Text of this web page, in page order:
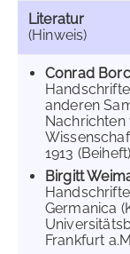
Literatur
(Hinweis)
Conrad
anderen
Nachrichten
1913
Birgitt
Germanica
Frankfurt